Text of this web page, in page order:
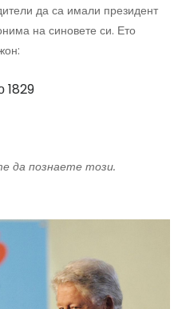
да са имали президент
на синовете си. Ето
1829
да познаете този.